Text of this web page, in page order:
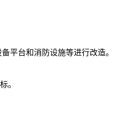
平台和消防设施等进行改造。
。